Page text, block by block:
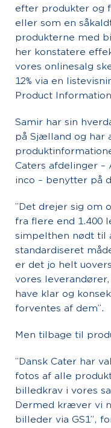
efter produkter og
eller som en
produkterne med
her konstatere
vores onlinesalg
12% via en
Product
Samir har sin
på Sjælland og har
Caters afdelinger –
inco – benytter på
”Det drejer sig om
fra flere end 1.400
simpelthen nødt til
standardiseret
er det jo helt
vores
have klar og
forventes af dem”.
Men tilbage til
”Dansk Cater har
fotos af alle
billedkrav i vores
Dermed kræver vi
billeder via GS1”,